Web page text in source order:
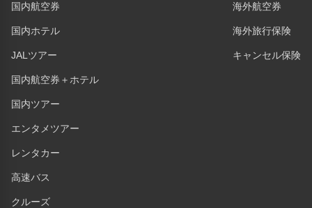
国内航空券
国内ホテル
JALツアー
国内航空券＋ホテル
国内ツアー
エンタメツアー
レンタカー
高速バス
クルーズ
海外航空券
海外旅行保険
キャンセル保険